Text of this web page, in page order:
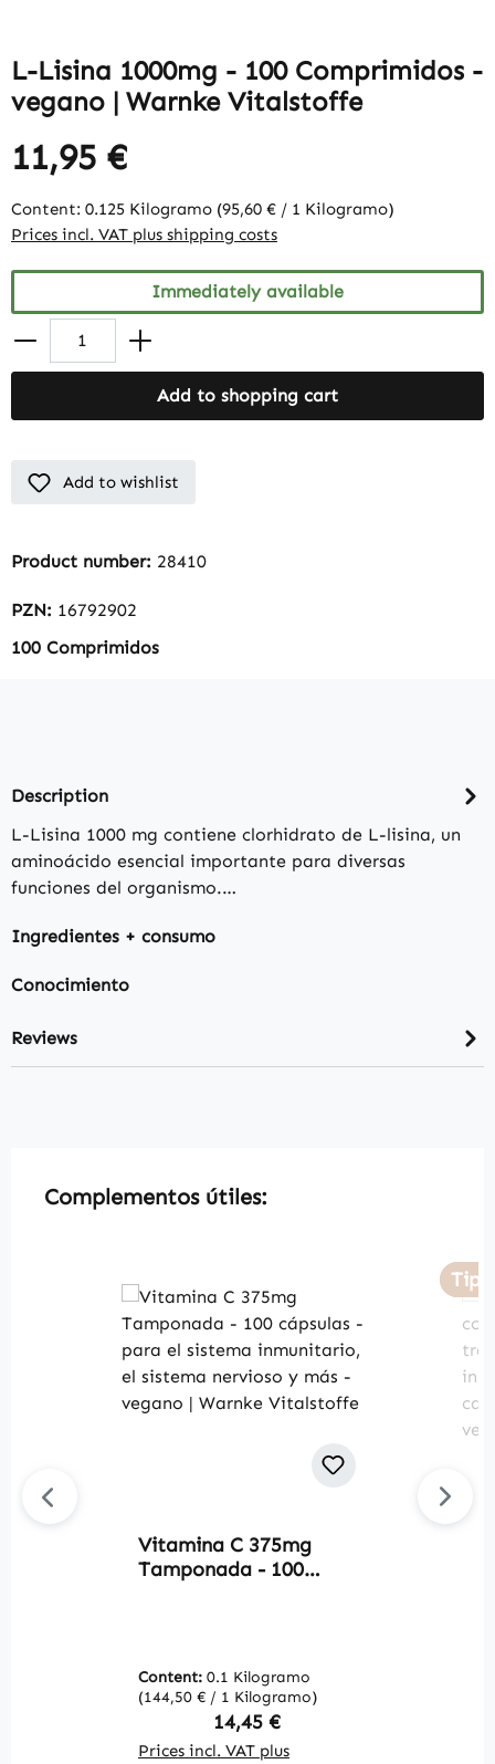
L-Lisina 1000mg - 100 Comprimidos -
vegano | Warnke Vitalstoffe
11,95 €
Content: 0.125 Kilogramo (95,60 € / 1 Kilogramo)
Prices incl. VAT plus shipping costs
Immediately available
Add to shopping cart
Add to wishlist
Product number: 28410
PZN: 16792902
100 Comprimidos
Description
L-Lisina 1000 mg contiene clorhidrato de L-lisina, un
aminoácido esencial importante para diversas
funciones del organismo.…
Ingredientes + consumo
Conocimiento
Reviews
Skip product gallery
Complementos útiles:
Vitamina C 375mg
Tamponada - 100
- vegano | Warnke
Vitalstoffe
Content: 0.1 Kilogramo
(144,50 € / 1 Kilogramo)
Regular price:
14,45 €
Prices incl. VAT plus
Tip
Tip